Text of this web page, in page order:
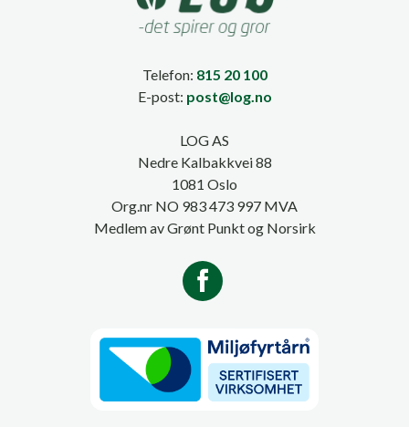
Telefon: 815 20 100
E-post: post@log.no
LOG AS
Nedre Kalbakkvei 88
1081 Oslo
Org.nr NO 983 473 997 MVA
Medlem av Grønt Punkt og Norsirk